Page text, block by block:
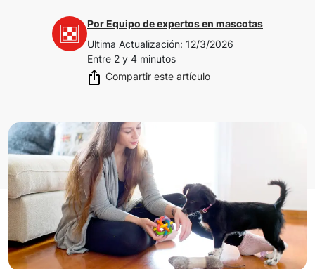
PorEquipo de expertos en mascotas
Ultima Actualización: 12/3/2026
Entre 2 y 4 minutos
Compartir este artículo